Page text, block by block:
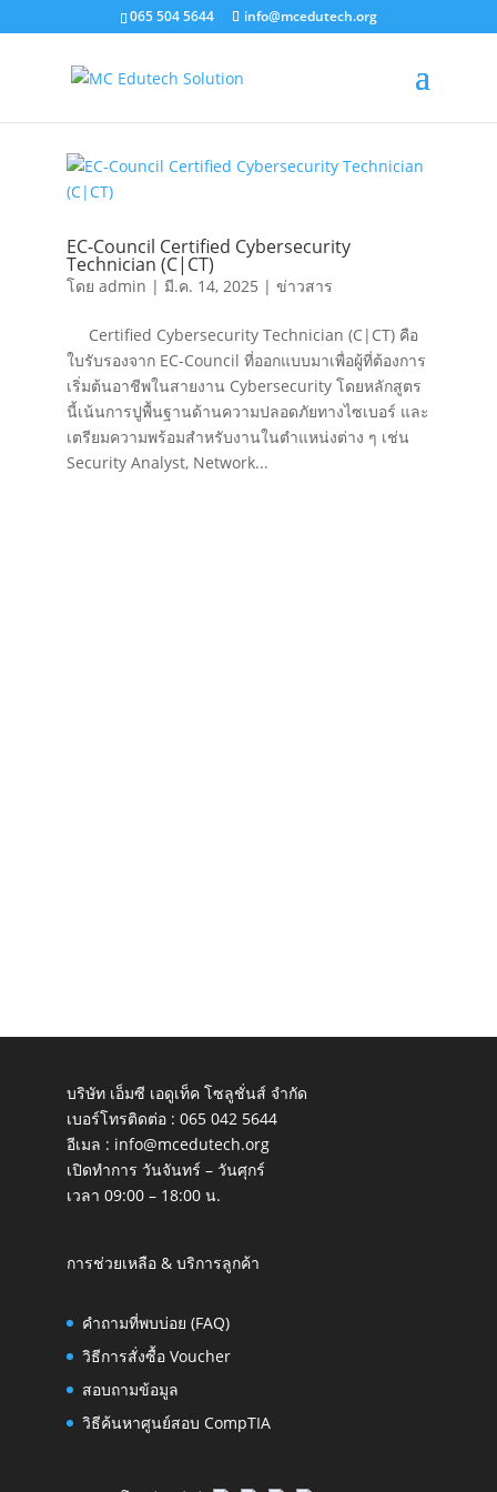
065 504 5644 info@mcedutech.org
EC-Council Certified Cybersecurity
Technician (C|CT)
โดย admin | มี.ค. 14, 2025 | ข่าวสาร
Certified Cybersecurity Technician (C|CT) คือ
ใบรับรองจาก EC-Council ที่ออกแบบมาเพื่อผู้ที่ต้องการ
เริ่มต้นอาชีพในสายงาน Cybersecurity โดยหลักสูตร
นี้เน้นการปูพื้นฐานด้านความปลอดภัยทางไซเบอร์ และ
เตรียมความพร้อมสำหรับงานในตำแหน่งต่าง ๆ เช่น
Security Analyst, Network...
บริษัท เอ็มซี เอดูเท็ค โซลูชั่นส์ จำกัด
เบอร์โทรติดต่อ : 065 042 5644
อีเมล : info@mcedutech.org
เปิดทำการ วันจันทร์ – วันศุกร์
เวลา 09:00 – 18:00 น.
การช่วยเหลือ & บริการลูกค้า
คำถามที่พบบ่อย (FAQ)
วิธีการสั่งซื้อ Voucher
สอบถามข้อมูล
วิธีค้นหาศูนย์สอบ CompTIA